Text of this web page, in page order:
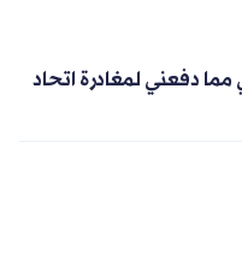
دفعني لمغادرة اتحاد